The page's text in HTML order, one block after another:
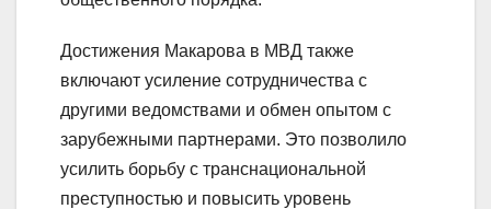
Достижения Макарова в МВД также
включают усиление сотрудничества с
другими ведомствами и обмен опытом с
зарубежными партнерами. Это позволило
усилить борьбу с транснациональной
преступностью и повысить уровень